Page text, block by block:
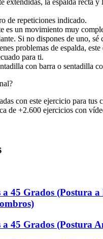
de repeticiones indicado.
es un movimiento muy
Si no dispones de uno, sé
problemas de espalda,
para ti.
con barra o sentadilla
con este ejercicio para tus
de +2.600 ejercicios con
a 45 Grados (Postura a
a 45 Grados (Postura